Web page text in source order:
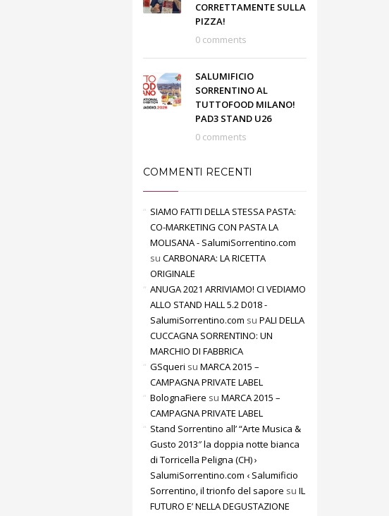
CORRETTAMENTE SULLA
PIZZA!
0 comments
SALUMIFICIO
SORRENTINO AL
TUTTOFOOD MILANO!
PAD3 STAND U26
0 comments
COMMENTI RECENTI
SIAMO FATTI DELLA STESSA PASTA:
CO-MARKETING CON PASTA LA
MOLISANA - SalumiSorrentino.com
su CARBONARA: LA RICETTA
ORIGINALE
ANUGA 2021 ARRIVIAMO! CI VEDIAMO
ALLO STAND HALL 5.2 D018 -
SalumiSorrentino.com su PALI DELLA
CUCCAGNA SORRENTINO: UN
MARCHIO DI FABBRICA
GSqueri su MARCA 2015 –
CAMPAGNA PRIVATE LABEL
BolognaFiere su MARCA 2015 –
CAMPAGNA PRIVATE LABEL
Stand Sorrentino all’ “Arte Musica &
Gusto 2013″ la doppia notte bianca
di Torricella Peligna (CH) ›
SalumiSorrentino.com ‹ Salumificio
Sorrentino, il trionfo del sapore su IL
FUTURO E’ NELLA DEGUSTAZIONE